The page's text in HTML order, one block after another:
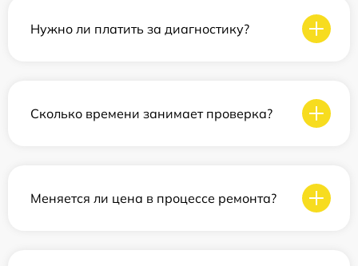
Нужно ли платить за диагностику?
Сколько времени занимает проверка?
Меняется ли цена в процессе ремонта?